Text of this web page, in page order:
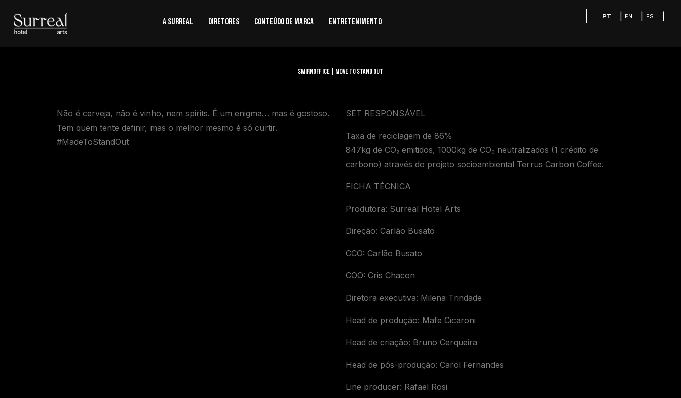
A SURREAL Diretores Conteúdo de Marca Entretenimento
PT EN ES
SMIRNOFF ICE | MOVE TO STAND OUT
Não é cerveja, não é vinho, nem spirits. É um enigma… mas é gostoso.
Tem quem tente definir, mas o melhor mesmo é só curtir.
#MadeToStandOut
SET RESPONSÁVEL
Taxa de reciclagem de 86%
847kg de CO₂ emitidos, 1000kg de CO₂ neutralizados (1 crédito de
carbono) através do projeto socioambiental Terrus Carbon Coffee.
FICHA TÉCNICA
Produtora: Surreal Hotel Arts
Direção: Carlão Busato
CCO: Carlão Busato
COO: Cris Chacon
Diretora executiva: Milena Trindade
Head de produção: Mafe Cicaroni
Head de criação: Bruno Cerqueira
Head de pós-produção: Carol Fernandes
Line producer: Rafael Rosi